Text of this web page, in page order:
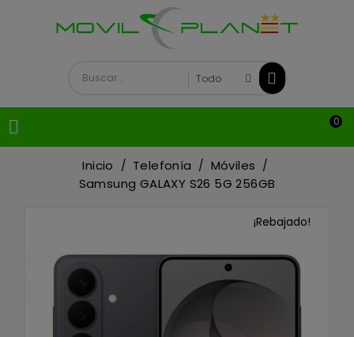
 0
Inicio Telefonía
Móviles
Samsung GALAXY S26 5G 256GB
¡Rebajado!